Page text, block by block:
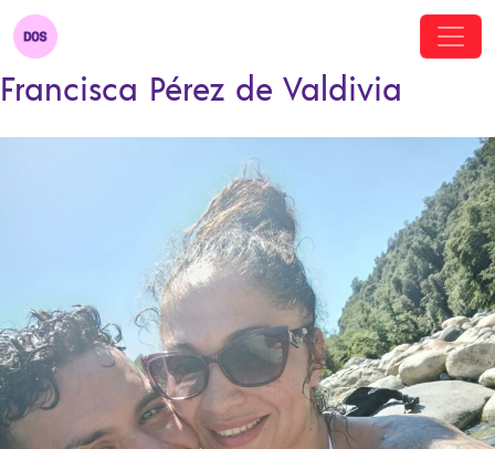
Francisca Pérez de Valdivia